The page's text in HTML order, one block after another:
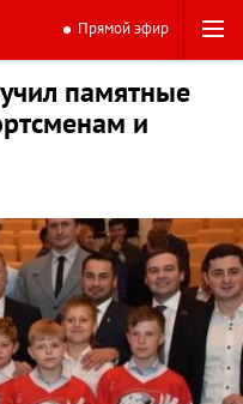
Прямой эфир
памятные
и